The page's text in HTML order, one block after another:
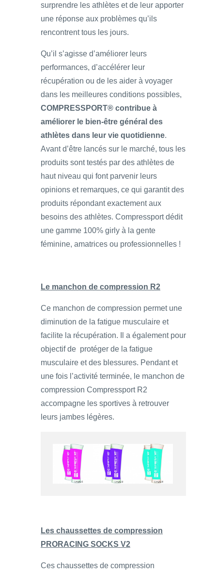
surprendre les athlètes et de leur apporter
une réponse aux problèmes qu’ils
rencontrent tous les jours.
Qu’il s’agisse d’améliorer leurs
performances, d’accélérer leur
récupération ou de les aider à voyager
dans les meilleures conditions possibles,
COMPRESSPORT® contribue à
améliorer le bien-être général des
athlètes dans leur vie quotidienne.
Avant d’être lancés sur le marché, tous les
produits sont testés par des athlètes de
haut niveau qui font parvenir leurs
opinions et remarques, ce qui garantit des
produits répondant exactement aux
besoins des athlètes. Compressport dédit
une gamme 100% girly à la gente
féminine, amatrices ou professionnelles !
Le manchon de compression R2
Ce manchon de compression permet une
diminution de la fatigue musculaire et
facilite la récupération. Il a également pour
objectif de protéger de la fatigue
musculaire et des blessures. Pendant et
une fois l’activité terminée, le manchon de
compression Compressport R2
accompagne les sportives à retrouver
leurs jambes légères.
Les chaussettes de compression
PRORACING SOCKS V2
Ces chaussettes de compression